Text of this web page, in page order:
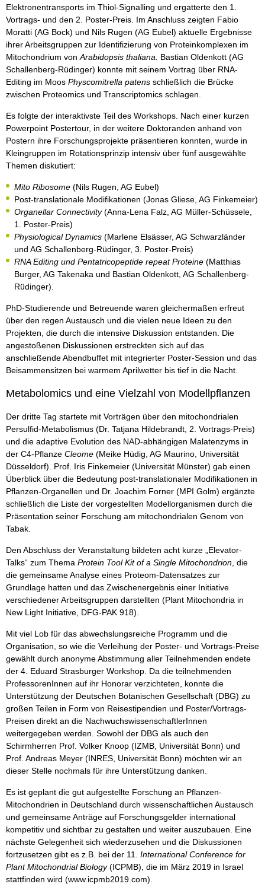
Elektronentransports im Thiol-Signalling und ergatterte den 1.
Vortrags- und den 2. Poster-Preis. Im Anschluss zeigten Fabio
Moratti (AG Bock) und Nils Rugen (AG Eubel) aktuelle Ergebnisse
ihrer Arbeitsgruppen zur Identifizierung von Proteinkomplexen im
Mitochondrium von Arabidopsis thaliana. Bastian Oldenkott (AG
Schallenberg-Rüdinger) konnte mit seinem Vortrag über RNA-
Editing im Moos Physcomitrella patens schließlich die Brücke
zwischen Proteomics und Transcriptomics schlagen.
Es folgte der interaktivste Teil des Workshops. Nach einer kurzen
Powerpoint Postertour, in der weitere Doktoranden anhand von
Postern ihre Forschungsprojekte präsentieren konnten, wurde in
Kleingruppen im Rotationsprinzip intensiv über fünf ausgewählte
Themen diskutiert:
Mito Ribosome (Nils Rugen, AG Eubel)
Post-translationale Modifikationen (Jonas Gliese, AG Finkemeier)
Organellar Connectivity(Anna-Lena Falz, AG Müller-Schüssele,
1. Poster-Preis)
Physiological Dynamics (Marlene Elsässer, AG Schwarzländer
und AG Schallenberg-Rüdinger, 3. Poster-Preis)
RNA Editing und Pentatricopeptide repeat Proteine (Matthias
Burger, AG Takenaka und Bastian Oldenkott, AG Schallenberg-
Rüdinger).
PhD-Studierende und Betreuende waren gleichermaßen erfreut
über den regen Austausch und die vielen neue Ideen zu den
Projekten, die durch die intensive Diskussion entstanden. Die
angestoßenen Diskussionen erstreckten sich auf das
anschließende Abendbuffet mit integrierter Poster-Session und das
Beisammensitzen bei warmem Aprilwetter bis tief in die Nacht.
Metabolomics und eine Vielzahl von Modellpflanzen
Der dritte Tag startete mit Vorträgen über den mitochondrialen
Persulfid-Metabolismus (Dr. Tatjana Hildebrandt, 2. Vortrags-Preis)
und die adaptive Evolution des NAD-abhängigen Malatenzyms in
der C4-Pflanze Cleome (Meike Hüdig, AG Maurino, Universität
Düsseldorf). Prof. Iris Finkemeier (Universität Münster) gab einen
Überblick über die Bedeutung post-translationaler Modifikationen in
Pflanzen-Organellen und Dr. Joachim Forner (MPI Golm) ergänzte
schließlich die Liste der vorgestellten Modellorganismen durch die
Präsentation seiner Forschung am mitochondrialen Genom von
Tabak.
Den Abschluss der Veranstaltung bildeten acht kurze „Elevator-
Talks“ zum Thema Protein Tool Kit of a Single Mitochondrion , die
die gemeinsame Analyse eines Proteom-Datensatzes zur
Grundlage hatten und das Zwischenergebnis einer Initiative
verschiedener Arbeitsgruppen darstellten (Plant Mitochondria in
New Light Initiative, DFG-PAK 918).
Mit viel Lob für das abwechslungsreiche Programm und die
Organisation, so wie die Verleihung der Poster- und Vortrags-Preise
gewählt durch anonyme Abstimmung aller Teilnehmenden endete
der 4. Eduard Strasburger Workshop. Da die teilnehmenden
ProfessorenInnen auf ihr Honorar verzichteten, konnte die
Unterstützung der Deutschen Botanischen Gesellschaft (DBG) zu
großen Teilen in Form von Reisestipendien und Poster/Vortrags-
Preisen direkt an die NachwuchswissenschaftlerInnen
weitergegeben werden. Sowohl der DBG als auch den
Schirmherren Prof. Volker Knoop (IZMB, Universität Bonn) und
Prof. Andreas Meyer (INRES, Universität Bonn) möchten wir an
dieser Stelle nochmals für ihre Unterstützung danken.
Es ist geplant die gut aufgestellte Forschung an Pflanzen-
Mitochondrien in Deutschland durch wissenschaftlichen Austausch
und gemeinsame Anträge auf Forschungsgelder international
kompetitiv und sichtbar zu gestalten und weiter auszubauen. Eine
nächste Gelegenheit sich wiederzusehen und die Diskussionen
fortzusetzen gibt es z.B. bei der 11.
International Conference for
Plant Mitochondrial Biology(ICPMB), die im März 2019 in Israel
stattfinden wird (www.icpmb2019.com).